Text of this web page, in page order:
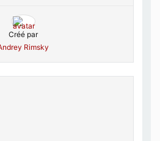
Créé par
Rimsky